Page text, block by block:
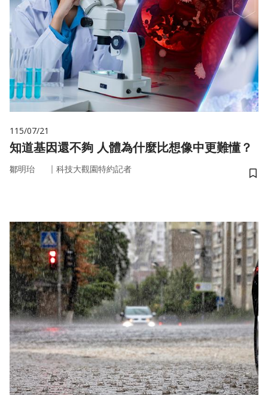
115/07/21
知道基因還不夠 人體為什麼比想像中更難懂？
鄒明珆 ｜ 科技大觀園特約記者
儲